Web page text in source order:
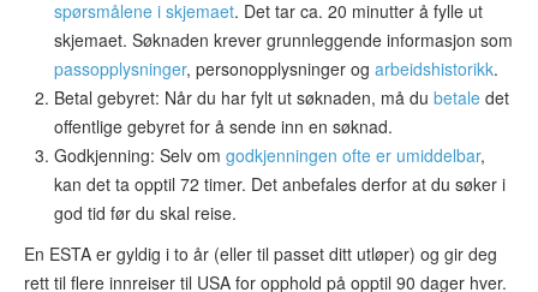
spørsmålene i skjemaet. Det tar ca. 20 minutter å fylle ut
skjemaet. Søknaden krever grunnleggende informasjon som
passopplysninger, personopplysninger og arbeidshistorikk.
Betal gebyret: Når du har fylt ut søknaden, må du betale det
offentlige gebyret for å sende inn en søknad.
Godkjenning: Selv om godkjenningen ofte er umiddelbar,
kan det ta opptil 72 timer. Det anbefales derfor at du søker i
god tid før du skal reise.
En ESTA er gyldig i to år (eller til passet ditt utløper) og gir deg
rett til flere innreiser til USA for opphold på opptil 90 dager hver.